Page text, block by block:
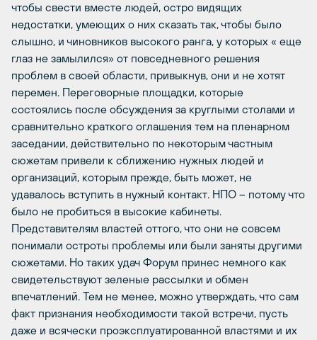
чтобы свести вместе людей, остро видящих
недостатки, умеющих о них сказать так, чтобы было
слышно, и чиновников высокого ранга, у которых « еще
глаз не замылился» от повседневного решения
проблем в своей области, привыкнув, они и не хотят
перемен. Переговорные площадки, которые
состоялись после обсуждения за круглыми столами и
сравнительно краткого оглашения тем на пленарном
заседании, действительно по некоторым частным
сюжетам привели к сближению нужных людей и
организаций, которым прежде, быть может, не
удавалось вступить в нужный контакт. НПО – потому что
было не пробиться в высокие кабинеты.
Представителям властей оттого, что они не совсем
понимали остроты проблемы или были заняты другими
сюжетами. Но таких удач Форум принес немного как
свидетельствуют зеленые рассылки и обмен
впечатлений. Тем не менее, можно утверждать, что сам
факт признания необходимости такой встречи, пусть
даже и всячески проэксплуатированной властями и их